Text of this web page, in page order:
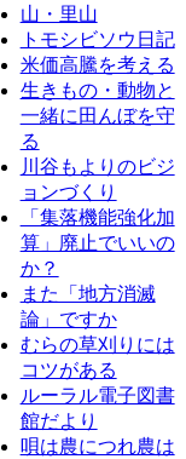
山・里山
トモシビソウ日記
米価高騰を考える
生きもの・動物と
一緒に田んぼを守
る
川谷もよりのビジ
ョンづくり
「集落機能強化加
算」廃止でいいの
か？
また「地方消滅
論」ですか
むらの草刈りには
コツがある
ルーラル電子図書
館だより
唄は農につれ農は